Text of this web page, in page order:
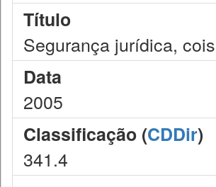
Título
Segurança jurídica,
Data
2005
Classificação (CDDir)
341.4